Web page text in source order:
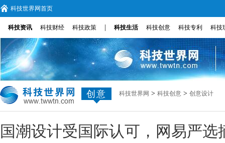
科技世界网首页
科技资讯 科技财经 科技政策 科技生活 科技创意 科技专利 科技
创意 科技世界网 > 科技创意 > 创意设计
国潮设计受国际认可，网易严选